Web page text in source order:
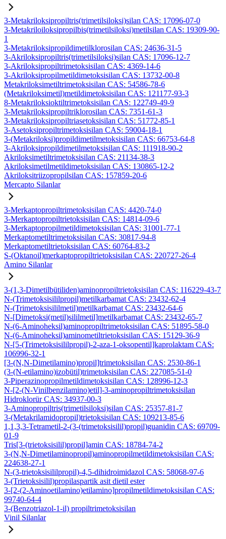
3-Metakriloksipropiltris(trimetilsiloksi)silan CAS: 17096-07-0
3-Metakriloiloksipropilbis(trimetilsiloksi)metilsilan CAS: 19309-90-
1
3-Metakriloksipropildimetilklorosilan CAS: 24636-31-5
3-Akriloksipropiltris(trimetilsiloksi)silan CAS: 17096-12-7
3-Akriloksipropiltrimetoksisilan CAS: 4369-14-6
3-Akriloksipropilmetildimetoksisilan CAS: 13732-00-8
Metakriloksimetiltrimetoksisilan CAS: 54586-78-6
(Metakriloksimetil)metildimetoksisilan CAS: 121177-93-3
8-Metakriloksioktiltrimetoksisilan CAS: 122749-49-9
3-Metakriloksipropiltriklorosilan CAS: 7351-61-3
3-Metakriloksipropiltriasetoksisilan CAS: 51772-85-1
3-Asetoksipropiltrimetoksisilan CAS: 59004-18-1
3-(Metakriloksi)propildimetilmetoksisilan CAS: 66753-64-8
3-Akriloksipropildimetilmetoksisilan CAS: 111918-90-2
Akriloksimetiltrimetoksisilan CAS: 21134-38-3
Akriloksimetilmetildimetoksisilan CAS: 130865-12-2
Akriloksitriizopropilsilan CAS: 157859-20-6
Mercapto Silanlar
3-Merkaptopropiltrimetoksisilan CAS: 4420-74-0
3-Merkaptopropiltrietoksisilan CAS: 14814-09-6
3-Merkaptopropilmetildimetoksisilan CAS: 31001-77-1
Merkaptometiltrimetoksisilan CAS: 30817-94-8
Merkaptometiltrietoksisilan CAS: 60764-83-2
S-(Oktanoil)merkaptopropiltrietoksisilan CAS: 220727-26-4
Amino Silanlar
3-(1,3-Dimetilbütiliden)aminopropiltrietoksisilan CAS: 116229-43-7
N-(Trimetoksisililpropil)metilkarbamat CAS: 23432-62-4
N-(Trimetoksisililmetil)metilkarbamat CAS: 23432-64-6
N-[Dimetoksi(metil)sililmetil]metilkarbamat CAS: 23432-65-7
N-(6-Aminoheksil)aminopropiltrimetoksisilan CAS: 51895-58-0
N-(6-Aminoheksil)aminometiltrietoksisilan CAS: 15129-36-9
N-[5-(Trimetoksisililpropil)-2-aza-1-oksopentil]kaprolaktam CAS:
106996-32-1
[3-(N,N-Dimetilamino)propil]trimetoksisilan CAS: 2530-86-1
(3-(N-etilamino)izobütil)trimetoksisilan CAS: 227085-51-0
3-Piperazinopropilmetildimetoksisilan CAS: 128996-12-3
N-[2-(N-Vinilbenzilamino)etil]-3-aminopropiltrimetoksisilan
Hidroklorür CAS: 34937-00-3
3-Aminopropiltris(trimetilsiloksi)silan CAS: 25357-81-7
3-(Metakrilamidopropil)trietoksisilan CAS: 109213-85-6
1,1,3,3-Tetrametil-2-(3-(trimetoksisilil)propil)guanidin CAS: 69709-
01-9
Tris[3-(trietoksisilil)propil]amin CAS: 18784-74-2
3-(N,N-Dimetilaminopropil)aminopropilmetildimetoksisilan CAS:
224638-27-1
N-(3-trietoksisililpropil)-4,5-dihidroimidazol CAS: 58068-97-6
3-(Trietoksisilil)propilaspartik asit dietil ester
3-[2-(2-Aminoetilamino)etilamino]propilmetildimetoksisilan CAS:
99740-64-4
3-(Benzotriazol-1-il) propiltrimetoksisilan
Vinil Silanlar